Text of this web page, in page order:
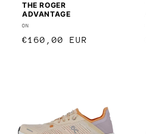
THE ROGER
ADVANTAGE
Anbieter:
ON
Normaler
€160,00 EUR